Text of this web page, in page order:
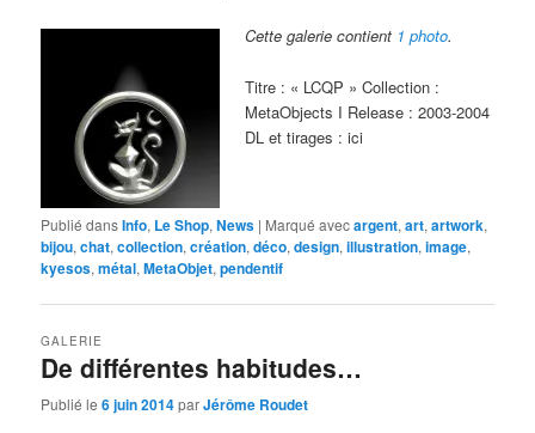
Cette galerie contient 1 photo.
Titre : « LCQP » Collection :
MetaObjects I Release : 2003-2004
DL et tirages : ici
Publié dansInfo, Le Shop,News | Marqué avecargent,art,artwork,
bijou,chat,collection,création,déco,design,illustration,image,
kyesos,métal,MetaObjet,pendentif
De différentes habitudes…
GALERIE
Publié le6 juin 2014parJérôme Roudet